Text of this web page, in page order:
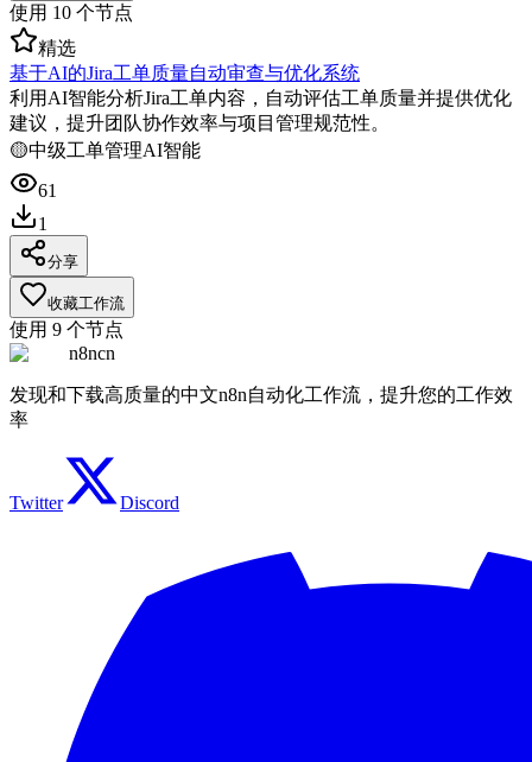
使用 10 个节点
精选
基于AI的Jira工单质量自动审查与优化系统
利用AI智能分析Jira工单内容，自动评估工单质量并提供优化
建议，提升团队协作效率与项目管理规范性。
🟡中级工单管理AI智能
61
1
分享
收藏工作流
使用 9 个节点
n8ncn
发现和下载高质量的中文n8n自动化工作流，提升您的工作效
率
Twitter Discord